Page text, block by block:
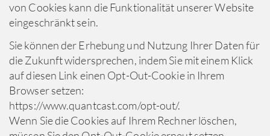
von Cookies kann die Funktionalität unserer Website
eingeschränkt sein.
Sie können der Erhebung und Nutzung Ihrer Daten für
die Zukunft widersprechen, indem Sie mit einem Klick
auf diesen Link einen Opt-Out-Cookie in Ihrem
Browser setzen:
https://www.quantcast.com/opt-out/.
Wenn Sie die Cookies auf Ihrem Rechner löschen,